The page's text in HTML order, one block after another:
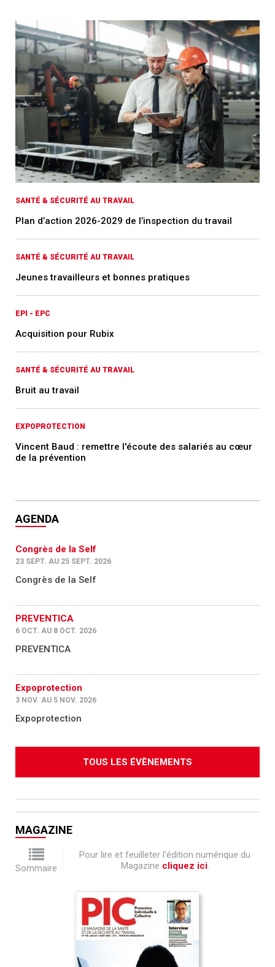
SANTÉ & SÉCURITÉ AU TRAVAIL
Plan d’action 2026-2029 de l’inspection du travail
SANTÉ & SÉCURITÉ AU TRAVAIL
Jeunes travailleurs et bonnes pratiques
EPI - EPC
Acquisition pour Rubix
SANTÉ & SÉCURITÉ AU TRAVAIL
Bruit au travail
EXPOPROTECTION
Vincent Baud : remettre l'écoute des salariés au cœur
de la prévention
AGENDA
Congrès de la Self
23 SEPT. AU 25 SEPT. 2026
Congrès de la Self
PREVENTICA
6 OCT. AU 8 OCT. 2026
PREVENTICA
Expoprotection
3 NOV. AU 5 NOV. 2026
Expoprotection
TOUS LES ÉVÈNEMENTS
MAGAZINE
Sommaire
Pour lire et feuilleter l'édition numérique du
Magazine cliquez ici.